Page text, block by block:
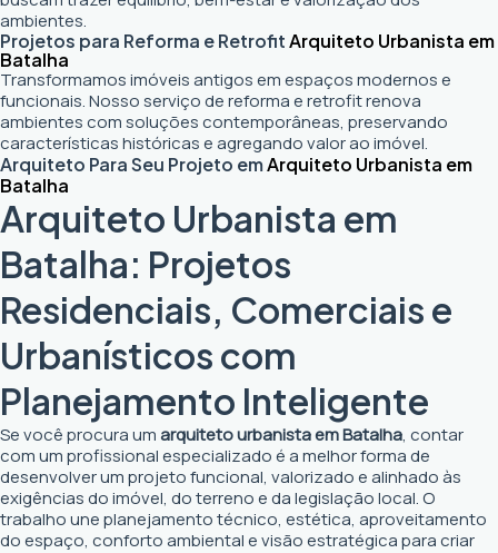
ambientes.
Projetos para Reforma e RetrofitArquiteto Urbanista em
Batalha
Transformamos imóveis antigos em espaços modernos e
funcionais. Nosso serviço de reforma e retrofit renova
ambientes com soluções contemporâneas, preservando
características históricas e agregando valor ao imóvel.
Arquiteto Para Seu Projeto emArquiteto Urbanista em
Batalha
Arquiteto Urbanista em
Batalha: Projetos
Residenciais, Comerciais e
Urbanísticos com
Planejamento Inteligente
Se você procura umarquiteto urbanista em Batalha, contar
com um profissional especializado é a melhor forma de
desenvolver um projeto funcional, valorizado e alinhado às
exigências do imóvel, do terreno e da legislação local. O
trabalho une planejamento técnico, estética, aproveitamento
do espaço, conforto ambiental e visão estratégica para criar